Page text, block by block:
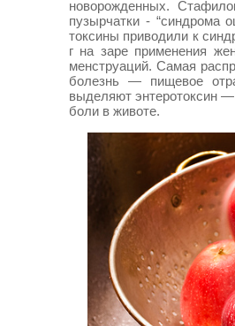
новорожденных.
пузырчатки - “синдрома
токсины приводили к
г на заре применения
менструаций. Самая
болезнь — пищевое
выделяют энтеротоксин
боли в животе.